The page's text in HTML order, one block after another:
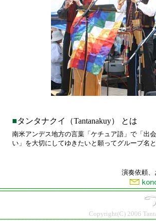
■タンタナクイ（Tantanakuy） とは
南米アンデス地方の言葉「ケチュア語」で「出
い」を大切にしてゆきたいと願ってグループ名
演奏依頼
Copyright(C) 2006